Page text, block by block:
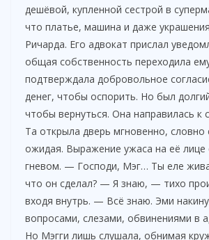
дешёвой, купленной сестрой в
что платье, машина и даже
Ричарда. Его адвокат прислал
общая собственность переходила
подтверждала добровольное
денег, чтобы оспорить. Но был
чтобы вернуться. Она направилась к
Та открыла дверь мгновенно, словно
ожидая. Выражение ужаса на её лице
гневом. — Господи, Мэг… Ты еле
что он сделал? — Я знаю, — тихо
входя внутрь. — Всё знаю. Эми
вопросами, слезами, обвинениями в
Но Мэгги лишь слушала, обнимая